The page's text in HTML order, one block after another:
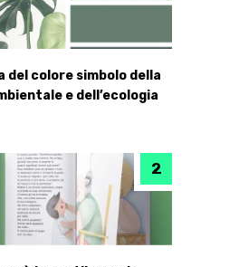
del colore simbolo della
e dell’ecologia